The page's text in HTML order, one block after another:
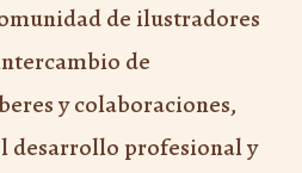
de ilustradores
de
y colaboraciones,
desarrollo profesional y